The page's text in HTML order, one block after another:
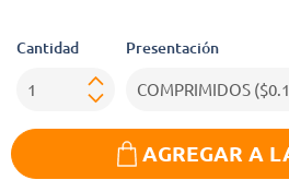
Cantidad Presentación
AGREGAR A